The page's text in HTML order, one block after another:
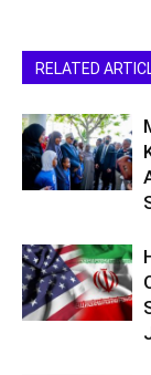
RELATED